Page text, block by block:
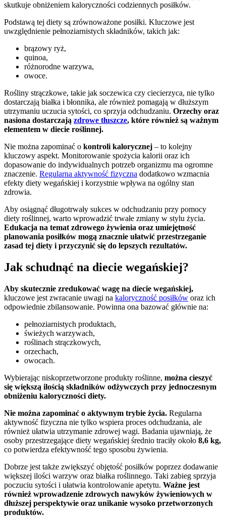
skutkuje obniżeniem kaloryczności codziennych posiłków.
Podstawą tej diety są zrównoważone posiłki. Kluczowe jest
uwzględnienie pełnoziarnistych składników, takich jak:
brązowy ryż,
quinoa,
różnorodne warzywa,
owoce.
Rośliny strączkowe, takie jak soczewica czy ciecierzyca, nie tylko
dostarczają białka i błonnika, ale również pomagają w dłuższym
utrzymaniu uczucia sytości, co sprzyja odchudzaniu. Orzechy oraz
nasiona dostarczają zdrowe tłuszcze, które również są ważnym
elementem w diecie roślinnej.
Nie można zapominać o kontroli kalorycznej – to kolejny
kluczowy aspekt. Monitorowanie spożycia kalorii oraz ich
dopasowanie do indywidualnych potrzeb organizmu ma ogromne
znaczenie. Regularna aktywność fizyczna dodatkowo wzmacnia
efekty diety wegańskiej i korzystnie wpływa na ogólny stan
zdrowia.
Aby osiągnąć długotrwały sukces w odchudzaniu przy pomocy
diety roślinnej, warto wprowadzić trwałe zmiany w stylu życia.
Edukacja na temat zdrowego żywienia oraz umiejętność
planowania posiłków mogą znacznie ułatwić przestrzeganie
zasad tej diety i przyczynić się do lepszych rezultatów.
Jak schudnąć na diecie wegańskiej?
Aby skutecznie zredukować wagę na diecie wegańskiej,
kluczowe jest zwracanie uwagi na kaloryczność posiłków oraz ich
odpowiednie zbilansowanie. Powinna ona bazować głównie na:
pełnoziarnistych produktach,
świeżych warzywach,
roślinach strączkowych,
orzechach,
owocach.
Wybierając niskoprzetworzone produkty roślinne, można cieszyć
się większą ilością składników odżywczych przy jednoczesnym
obniżeniu kaloryczności diety.
Nie można zapominać o aktywnym trybie życia. Regularna
aktywność fizyczna nie tylko wspiera proces odchudzania, ale
również ułatwia utrzymanie zdrowej wagi. Badania ujawniają, że
osoby przestrzegające diety wegańskiej średnio traciły około 8,6 kg,
co potwierdza efektywność tego sposobu żywienia.
Dobrze jest także zwiększyć objętość posiłków poprzez dodawanie
większej ilości warzyw oraz białka roślinnego. Taki zabieg sprzyja
poczuciu sytości i ułatwia kontrolowanie apetytu. Ważne jest
również wprowadzenie zdrowych nawyków żywieniowych w
dłuższej perspektywie oraz unikanie wysoko przetworzonych
produktów.